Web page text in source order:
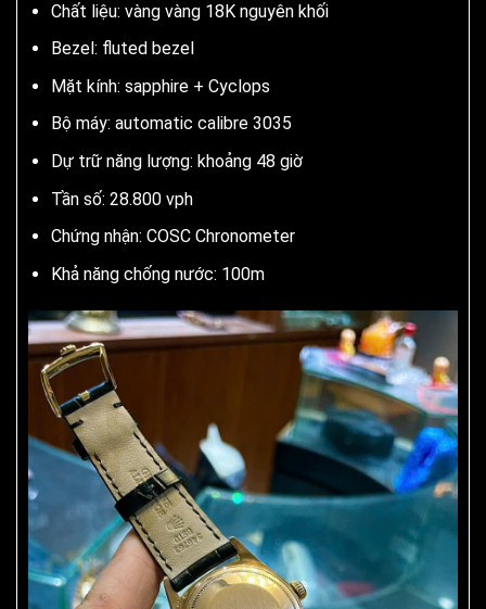
Chất liệu: vàng vàng 18K nguyên khối
Bezel: fluted bezel
Mặt kính: sapphire + Cyclops
Bộ máy: automatic calibre 3035
Dự trữ năng lượng: khoảng 48 giờ
Tần số: 28.800 vph
Chứng nhận: COSC Chronometer
Khả năng chống nước: 100m